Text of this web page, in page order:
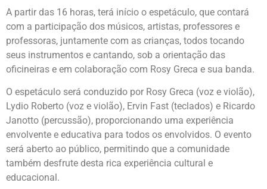
A partir das 16 horas, terá início o espetáculo, que contará
com a participação dos músicos, artistas, professores e
professoras, juntamente com as crianças, todos tocando
seus instrumentos e cantando, sob a orientação das
oficineiras e em colaboração com Rosy Greca e sua banda.
O espetáculo será conduzido por Rosy Greca (voz e violão),
Lydio Roberto (voz e violão), Ervin Fast (teclados) e Ricardo
Janotto (percussão), proporcionando uma experiência
envolvente e educativa para todos os envolvidos. O evento
será aberto ao público, permitindo que a comunidade
também desfrute desta rica experiência cultural e
educacional.